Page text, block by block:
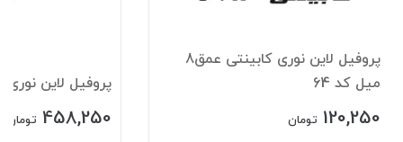
پروفیل لاین نوری کابینتی عمق8
میل کد 64
120,250 تومان
پروفیل لاین نوری
458,250 تومان